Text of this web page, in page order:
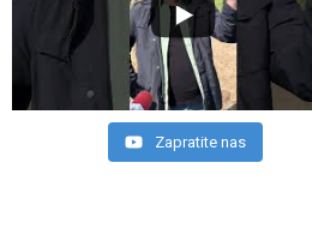
Zapratite nas